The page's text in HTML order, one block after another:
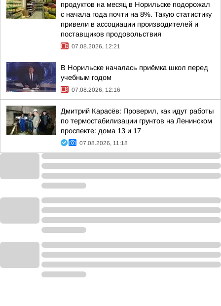
продуктов на месяц в Норильске подорожал
с начала года почти на 8%. Такую статистику
привели в ассоциации производителей и
поставщиков продовольствия
07.08.2026, 12:21
В Норильске началась приёмка школ перед
учебным годом
07.08.2026, 12:16
Дмитрий Карасёв: Проверил, как идут работы
по термостабилизации грунтов на Ленинском
проспекте: дома 13 и 17
07.08.2026, 11:18